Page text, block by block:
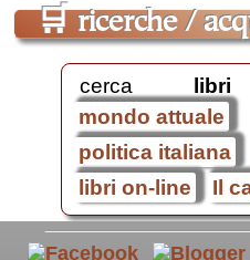
🛒 ricerche /
cerca libri
mondo attuale
politica italiana
libri on-line
Il